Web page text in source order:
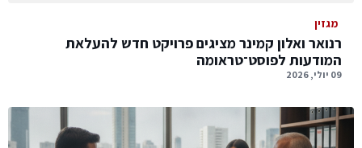
מגזין
רנואר ואלון קמינר מציגים פרויקט חדש להעלאת
המודעות לפוסט־טראומה
09 יולי, 2026